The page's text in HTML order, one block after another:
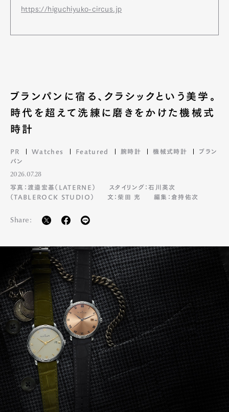
https://higuchiyuko-circus.jp
ブランパンに宿る、クラシックという美学。
時代を超えて洗練に磨きをかけた機械式
時計
PR Watches Featured 腕時計 機械式時計
ブラン
パン
2026.07.28
写真：渡邉宏基（LATERNE）
スタイリング：石川英次
（TABLEROCK STUDIO）
文：柴田 充 編集：倉持佑次
Share: